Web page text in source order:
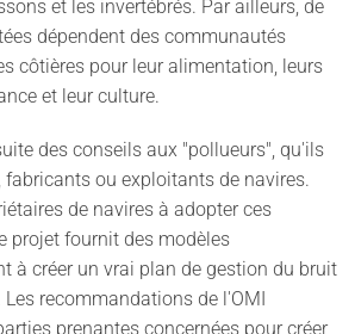
et les invertébrés. Par ailleurs, de
dépendent des communautés
côtières pour leur alimentation, leurs
et leur culture.
des conseils aux "pollueurs", qu'ils
fabricants ou exploitants de navires.
de navires à adopter ces
projet fournit des modèles
à créer un vrai plan de gestion du bruit
recommandations de l'OMI
prenantes concernées pour créer